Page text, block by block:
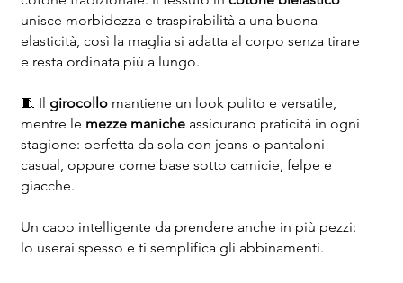
unisce morbidezza e traspirabilità a una buona
elasticità, così la maglia si adatta al corpo senza tirare
e resta ordinata più a lungo.
🧵 Il girocollomantiene un look pulito e versatile,
mentre le mezze manicheassicurano praticità in ogni
stagione: perfetta da sola con jeans o pantaloni
casual, oppure come base sotto camicie, felpe e
giacche.
Un capo intelligente da prendere anche in più pezzi:
lo userai spesso e ti semplifica gli abbinamenti.